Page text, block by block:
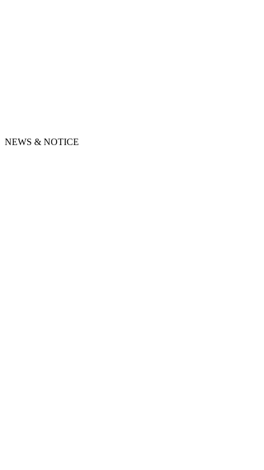
NEWS & NOTICE